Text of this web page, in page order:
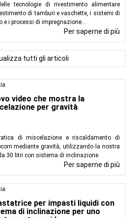
video che mostra la
per gravità
di miscelazione e riscaldamento di
mediante gravità, utilizzando la nostra
30 litri con sistema di inclinazione.
Per saperne di più
per impasti liquidi con
di inclinazione per uno
tecnologie di rivestimento alimentare
di tamburi e vaschette, i sistemi di
i processi di impregnazione...
Per saperne di più
tutti gli articoli